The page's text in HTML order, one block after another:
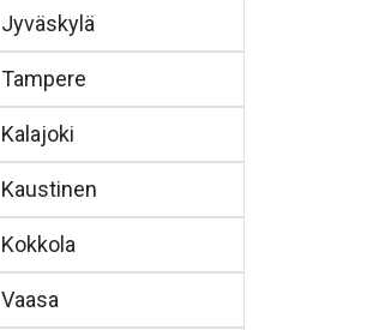
Jyväskylä
Tampere
Kalajoki
Kaustinen
Kokkola
Vaasa